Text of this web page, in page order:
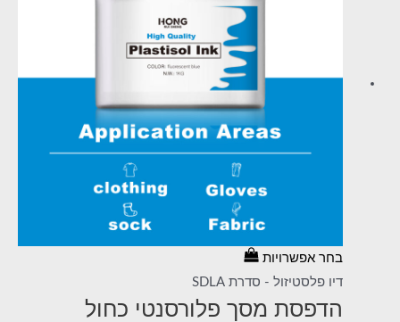
בחר אפשרויות
דיו פלסטיזול - סדרת SDLA
הדפסת מסך פלורסנטי כחול